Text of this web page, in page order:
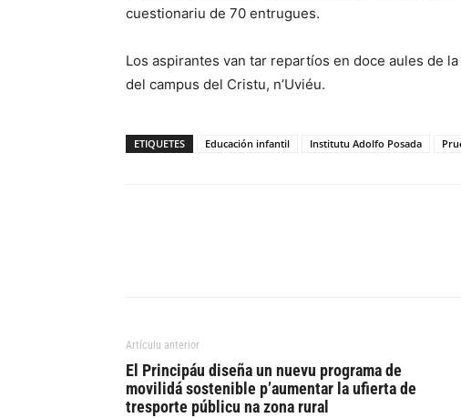
cuestionariu de 70 entrugues.
Los aspirantes van tar repartíos en doce aules de
del campus del Cristu, n’Uviéu.
ETIQUETES Educación infantil Institutu Adolfo Posada
Artículu anterior
El Principáu diseña un nuevu programa de
movilidá sostenible p’aumentar la ufierta de
tresporte públicu na zona rural